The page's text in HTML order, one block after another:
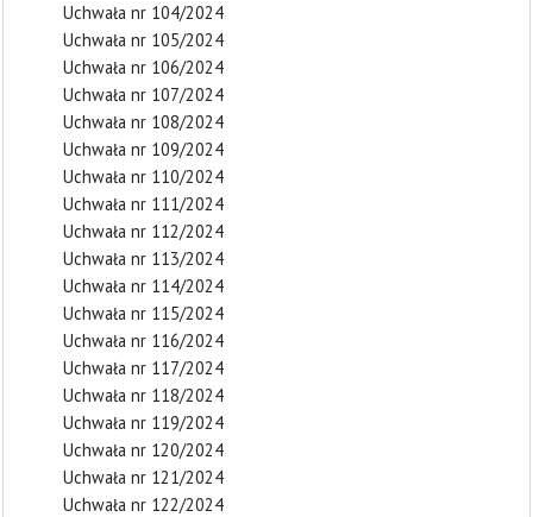
Uchwała nr 104/2024
Uchwała nr 105/2024
Uchwała nr 106/2024
Uchwała nr 107/2024
Uchwała nr 108/2024
Uchwała nr 109/2024
Uchwała nr 110/2024
Uchwała nr 111/2024
Uchwała nr 112/2024
Uchwała nr 113/2024
Uchwała nr 114/2024
Uchwała nr 115/2024
Uchwała nr 116/2024
Uchwała nr 117/2024
Uchwała nr 118/2024
Uchwała nr 119/2024
Uchwała nr 120/2024
Uchwała nr 121/2024
Uchwała nr 122/2024